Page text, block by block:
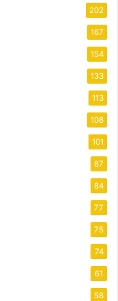
202
167
154
133
113
108
101
87
84
77
75
74
61
58